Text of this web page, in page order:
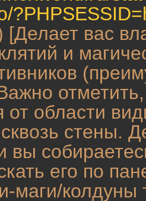
[Делает вас
и
от области
стены.
вы
его по
маги/